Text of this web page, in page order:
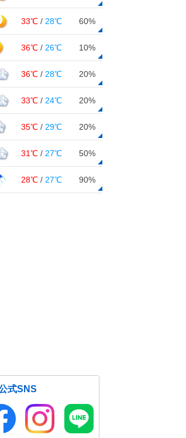
しい寒さ 日本海側
交通障害に警戒 東
にかけて1度目の大
屋の雪は? 各県の影
的に北風冷たく真冬
日は一段と寒く 3
ギ花粉飛散開始 25日
ら24日 大雪に注意・
)頃まで真冬並みの厳
33℃ / 28℃ 60%
36℃ / 26℃ 10%
36℃ / 28℃ 20%
33℃ / 24℃ 20%
35℃ / 29℃ 20%
31℃ / 27℃ 50%
28℃ / 27℃ 90%
式SNS